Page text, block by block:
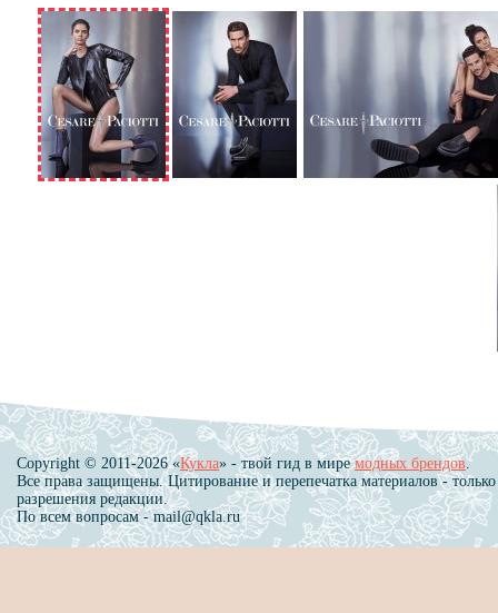
Copyright © 2011-2026 «Кукла» - твой гид в миремодных брендов.
Все права защищены. Цитирование и перепечатка материалов - только
разрешения редакции.
По всем вопросам - mail@qkla.ru